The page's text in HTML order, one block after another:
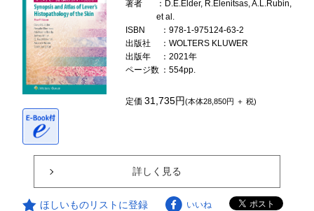
著者
：D.E.Elder, R.Elenitsas, A.L.Rubin,
et al.
ISBN
：978-1-975124-63-2
出版社
：WOLTERS KLUWER
出版年
：2021年
ページ数 ：554pp.
定価31,735円(本体28,850円 ＋ 税)
詳しく見る
ほしいものリストに登録 いいね